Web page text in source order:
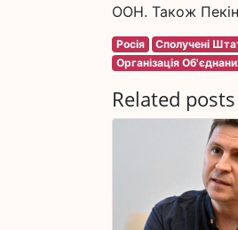
ООН. Також Пекін
Росія Сполучені
Організація
Related posts